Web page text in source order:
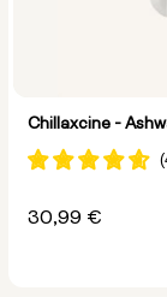
Chillaxcine -
Preço
30,99 €